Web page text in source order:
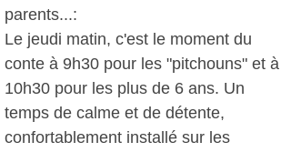
parents...:
Le jeudi matin, c'est le moment du
conte à 9h30 pour les "pitchouns" et à
10h30 pour les plus de 6 ans. Un
temps de calme et de détente,
confortablement installé sur les